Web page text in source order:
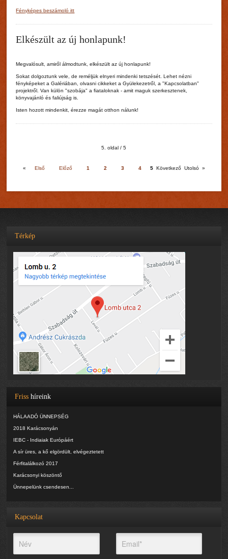
Fényképes beszámoló itt
Elkészült az új honlapunk!
Megvalósult, amiről álmodtunk, elkészült az új honlapunk!
Sokat dolgoztunk vele, de reméljük elnyeri mindenki tetszését. Lehet nézni
fényképeket a Galériában, olvasni cikkeket a Gyülekezetről, a "Kapcsolatban"
projektről. Van külön "szobája" a fiataloknak - amit maguk szerkesztenek,
könyvajánló és faliújság is.
Isten hozott mindenkit, érezze magát otthon nálunk!
5. oldal / 5
« Első Előző 1 2 3 4 5 Következő Utolsó »
Térkép
Frisshíreink
HÁLAADÓ ÜNNEPSÉG
2018 Karácsonyán
IEBC - Indiaiak Európáért
A sír üres, a kő elgördült, elvégeztetett
Férfitalálkozó 2017
Karácsonyi köszöntő
Ünnepelünk csendesen...
Kapcsolat